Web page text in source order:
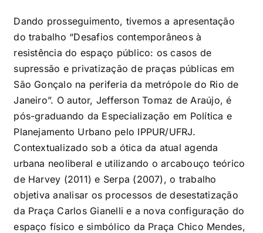
Dando prosseguimento, tivemos a apresentação
do trabalho “Desafios contemporâneos à
resistência do espaço público: os casos de
supressão e privatização de praças públicas em
São Gonçalo na periferia da metrópole do Rio de
Janeiro”. O autor, Jefferson Tomaz de Araújo, é
pós-graduando da Especialização em Política e
Planejamento Urbano pelo IPPUR/UFRJ.
Contextualizado sob a ótica da atual agenda
urbana neoliberal e utilizando o arcabouço teórico
de Harvey (2011) e Serpa (2007), o trabalho
objetiva analisar os processos de desestatização
da Praça Carlos Gianelli e a nova configuração do
espaço físico e simbólico da Praça Chico Mendes,